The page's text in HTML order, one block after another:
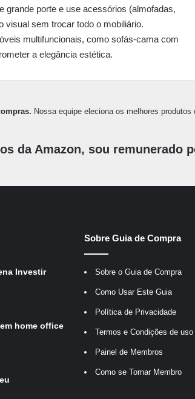
grande porte e use acessórios (almofadas,
visual sem trocar todo o mobiliário.
multifuncionais, como sofás-cama com
a elegância estética.
Nossa equipe eleciona os melhores
da Amazon, sou remunerado
Investir
home office
Sobre Guia de Compra
Sobre o Guia de Compra
Como Usar Este Guia
Política de Privacidade
Termos e Condições de uso
Painel de Membros
Como se Tornar Membro